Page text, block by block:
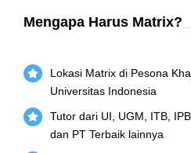
Mengapa Harus Matrix?
Lokasi Matrix di Pesona
Universitas Indonesia
Tutor dari UI, UGM, ITB,
dan PT Terbaik lainnya